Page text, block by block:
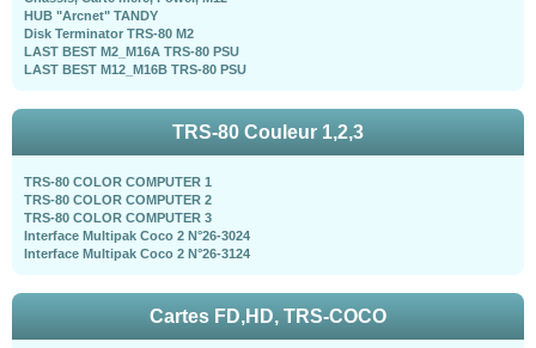
HUB "Arcnet" TANDY
Disk Terminator TRS-80 M2
LAST BEST M2_M16A TRS-80 PSU
LAST BEST M12_M16B TRS-80 PSU
TRS-80 Couleur 1,2,3
TRS-80 COLOR COMPUTER 1
TRS-80 COLOR COMPUTER 2
TRS-80 COLOR COMPUTER 3
Interface Multipak Coco 2 N°26-3024
Interface Multipak Coco 2 N°26-3124
Cartes FD,HD, TRS-COCO